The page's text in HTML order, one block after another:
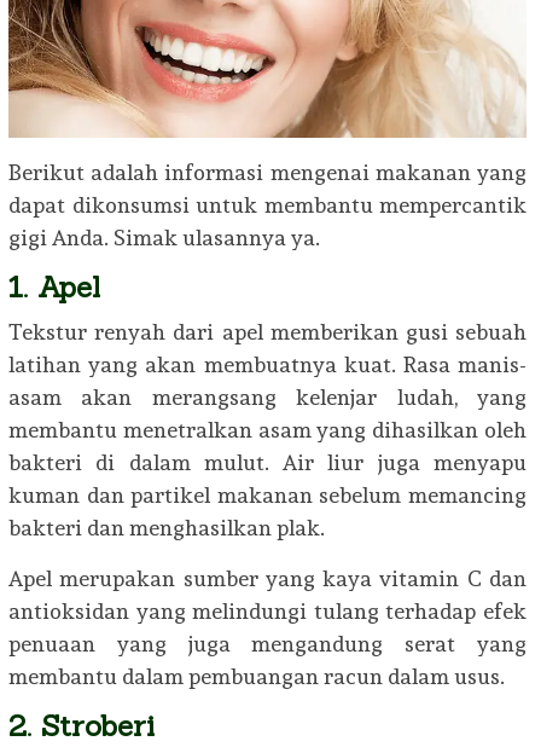
Berikut adalah informasi mengenai makanan yang
dapat dikonsumsi untuk membantu mempercantik
gigi Anda. Simak ulasannya ya.
1. Apel
Tekstur renyah dari apel memberikan gusi sebuah
latihan yang akan membuatnya kuat. Rasa manis-
asam akan merangsang kelenjar ludah, yang
membantu menetralkan asam yang dihasilkan oleh
bakteri di dalam mulut. Air liur juga menyapu
kuman dan partikel makanan sebelum memancing
bakteri dan menghasilkan plak.
Apel merupakan sumber yang kaya vitamin C dan
antioksidan yang melindungi tulang terhadap efek
penuaan yang juga mengandung serat yang
membantu dalam pembuangan racun dalam usus.
2. Stroberi